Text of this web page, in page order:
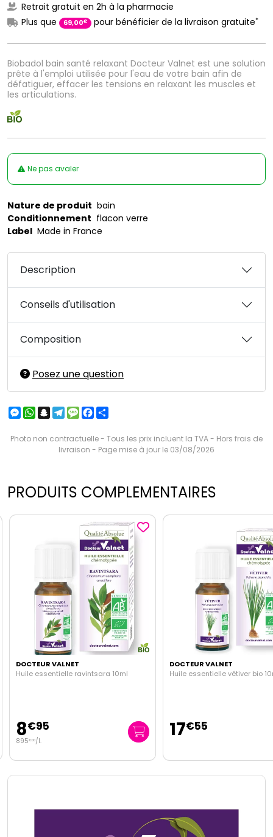
Biobadol bain santé relaxant Docteur Valnet est une solution
prête à l'emploi utilisée pour l'eau de votre bain afin de
défatiguer, effacer les tensions en relaxant les muscles et
les articulations.
Retrait gratuit en 2h à la pharmacie
Plus que
69,00€ pour bénéficier de la livraison gratuite*
Ne pas avaler
Nature de produit bain
Conditionnement flacon verre
Label Made in France
Description
Conseils d'utilisation
Composition
Posez une question
Messenger
WhatsApp
Snapchat
Telegram
MessageFacebook
Photo non contractuelle - Tous les prix incluent la TVA - Hors frais de
livraison - Page mise à jour le 03/08/2026
PRODUITS COMPLEMENTAIRES
DOCTEUR VALNET
Huile essentielle ravintsara 10ml
8€95
895€00/l.
DOCTEUR VALNET
Huile essentielle vétiver bio
17€55